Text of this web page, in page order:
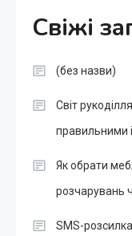
Свіжі
(без назви)
Світ
правильними
Як обрати
розчарувань
SMS-